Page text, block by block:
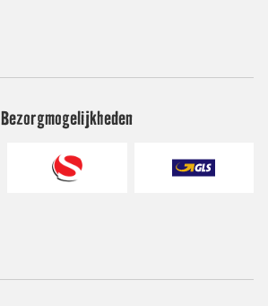
Bezorgmogelijkheden